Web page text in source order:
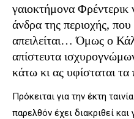
γαιοκτήμονα Φρέντερικ
άνδρα της περιοχής,
απειλείται… Όμως ο
απίστευτα
κάτω κι ας υφίσταται τα
Πρόκειται για την έκτη
παρελθόν έχει διακριθεί και